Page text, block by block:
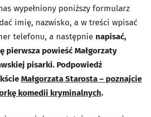
wypełniony poniższy formularz
imię, nazwisko, a w treści wpisać
telefonu, a następnie napisać,
pierwsza powieść Małgorzaty
pisarki. Podpowiedź
Małgorzata Starosta – poznajcie
komedii kryminalnych.